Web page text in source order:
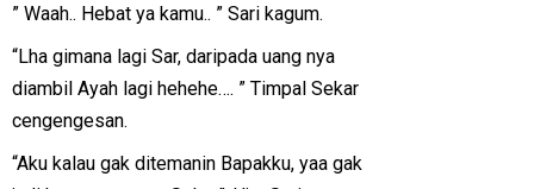
” Waah.. Hebat ya kamu.. ” Sari kagum.
“Lha gimana lagi Sar, daripada uang nya
diambil Ayah lagi hehehe…. ” Timpal Sekar
cengengesan.
“Aku kalau gak ditemanin Bapakku, yaa gak